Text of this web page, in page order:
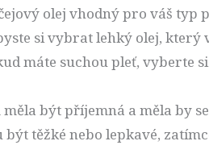
olej vhodný pro váš typ
si vybrat lehký olej, který
máte suchou pleť, vyberte
být příjemná a měla by
těžké nebo lepkavé,